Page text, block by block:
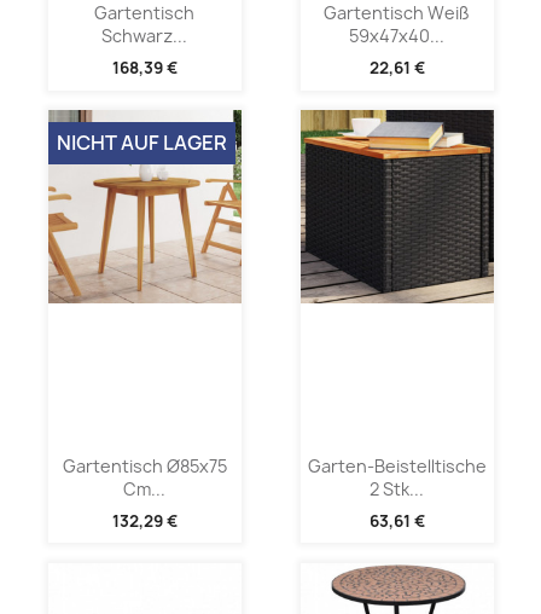
Gartentisch
Schwarz...
168,39 €
Gartentisch Weiß
59x47x40...
22,61 €
Gartentisch Ø85x75
Cm...
132,29 €
NICHT AUF LAGER
Garten-Beistelltische
2 Stk...
63,61 €